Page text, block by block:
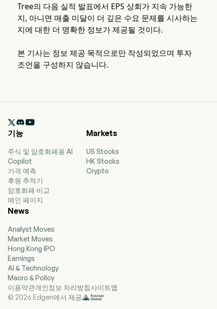
Tree의 다음 실적 발표에서 EPS 상회가 지속 가능한
지, 아니면 매출 미달이 더 깊은 수요 문제를 시사하는
지에 대한 더 명확한 정보가 제공될 것이다.
본 기사는 정보 제공 목적으로만 작성되었으며 투자
조언을 구성하지 않습니다.

기능
주식 및 암호화폐용 AI
Copilot
가격 예측
후원 추적기
암호화폐 비교
메인 페이지
Markets
US Stocks
HK Stocks
Crypto
News
Analyst Moves
Market Moves
Hong Kong IPO
Earnings
AI & Technology
Macro & Policy
이용약관개인정보 처리방침사이트맵
© 2026 Edgen에서 제공